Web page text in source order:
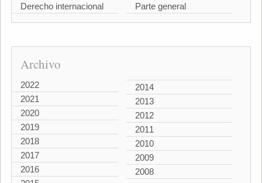
Derecho internacional
Parte general
Archivo
2022
2021
2020
2019
2018
2017
2016
2014
2013
2012
2011
2010
2009
2008